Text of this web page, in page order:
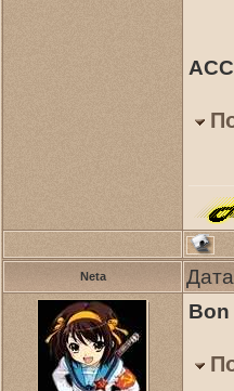
Neta
Bon